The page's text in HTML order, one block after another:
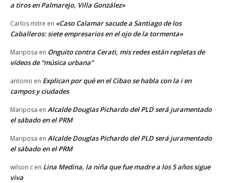
a tiros en Palmarejo, Villa González»
Carlos mitre en «Caso Calamar sacude a Santiago de los
Caballeros: siete empresarios en el ojo de la tormenta»
Mariposa en Onguito contra Cerati, mis redes están repletas de
vídeos de “música urbana”
antonio en Explican por qué en el Cibao se habla con la i en
campos y ciudades
Mariposa en Alcalde Douglas Pichardo del PLD será juramentado
el sábado en el PRM
Mariposa en Alcalde Douglas Pichardo del PLD será juramentado
el sábado en el PRM
wilson c en Lina Medina, la niña que fue madre a los 5 años sigue
viva